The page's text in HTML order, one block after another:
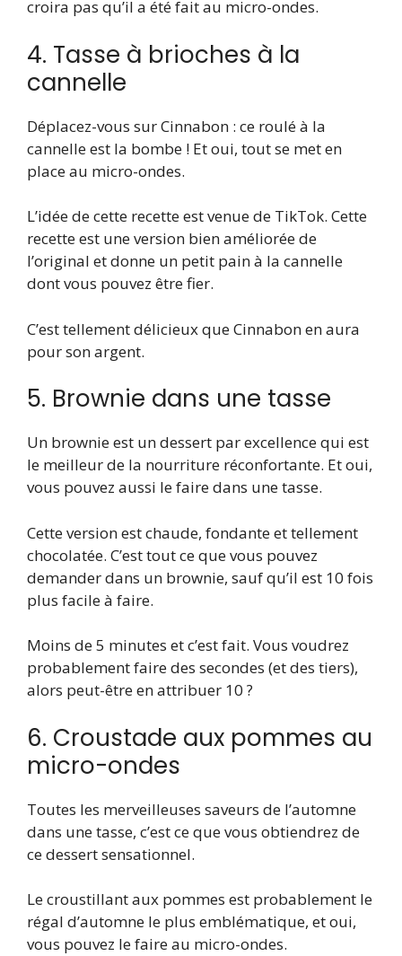
croira pas qu’il a été fait au micro-ondes.
4. Tasse à brioches à la
cannelle
Déplacez-vous sur Cinnabon : ce roulé à la
cannelle est la bombe ! Et oui, tout se met en
place au micro-ondes.
L’idée de cette recette est venue de TikTok. Cette
recette est une version bien améliorée de
l’original et donne un petit pain à la cannelle
dont vous pouvez être fier.
C’est tellement délicieux que Cinnabon en aura
pour son argent.
5. Brownie dans une tasse
Un brownie est un dessert par excellence qui est
le meilleur de la nourriture réconfortante. Et oui,
vous pouvez aussi le faire dans une tasse.
Cette version est chaude, fondante et tellement
chocolatée. C’est tout ce que vous pouvez
demander dans un brownie, sauf qu’il est 10 fois
plus facile à faire.
Moins de 5 minutes et c’est fait. Vous voudrez
probablement faire des secondes (et des tiers),
alors peut-être en attribuer 10 ?
6. Croustade aux pommes au
micro-ondes
Toutes les merveilleuses saveurs de l’automne
dans une tasse, c’est ce que vous obtiendrez de
ce dessert sensationnel.
Le croustillant aux pommes est probablement le
régal d’automne le plus emblématique, et oui,
vous pouvez le faire au micro-ondes.